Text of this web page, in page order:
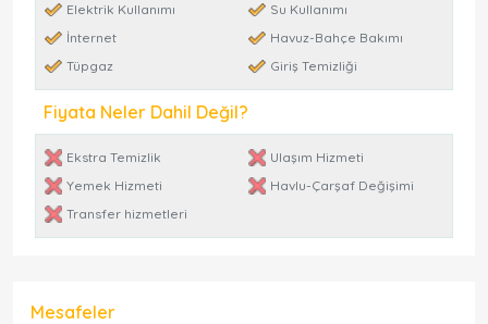
Elektrik Kullanımı
Su Kullanımı
İnternet
Havuz-Bahçe Bakımı
Tüpgaz
Giriş Temizliği
Fiyata Neler Dahil Değil?
Ekstra Temizlik
Ulaşım Hizmeti
Yemek Hizmeti
Havlu-Çarşaf Değişimi
Transfer hizmetleri
Mesafeler